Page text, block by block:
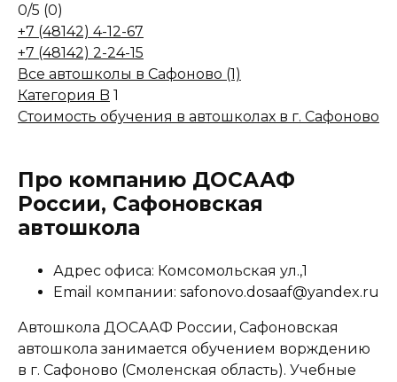
0/5 (0)
+7 (48142) 4-12-67
+7 (48142) 2-24-15
Все автошколы в Сафоново (1)
Категория B 1
Стоимость обучения в автошколах в г. Сафоново
Про компанию ДОСААФ
России, Сафоновская
автошкола
Адрес офиса: Комсомольская ул.,1
Email компании: safonovo.dosaaf@yandex.ru
Автошкола ДОСААФ России, Сафоновская
автошкола занимается обучением ворждению
в г. Сафоново (Смоленская область). Учебные